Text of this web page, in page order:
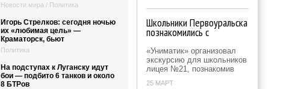
Новости мира / Политика
Игорь Стрелков: сегодня ночью
их «любимая цель» —
Краматорск, бьют
Политика
На подступах к Луганску идут
бои — подбито 6 танков и около
8 БТРов
Школьники Первоуральска
познакомились с
«Униматик» организовал
экскурсию для школьников
лицея №21, познакомив
25 МАРТ